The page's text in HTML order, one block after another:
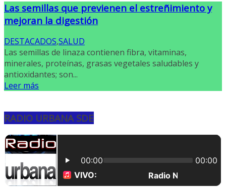
Las semillas que previenen el estreñimiento y
mejoran la digestión
DESTACADOS,SALUD
Las semillas de linaza contienen fibra, vitaminas,
minerales, proteínas, grasas vegetales saludables y
antioxidantes; son...
Leer más
RADIO URBANA SDE